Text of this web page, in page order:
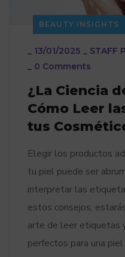
BEAUTY INSIGHTS
_ 13/01/2025 _ STAFF
_ 0 Comments
¿La Ciencia
Cómo Leer
tus
Elegir los productos
tu piel puede ser
interpretar las
estos consejos,
arte de leer etiquetas
perfectos para una